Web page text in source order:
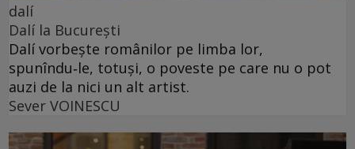
dalí
Dalí la București
Dalí vorbește românilor pe limba lor,
spunîndu‑le, totuși, o poveste pe care nu o pot
auzi de la nici un alt artist.
Sever VOINESCU